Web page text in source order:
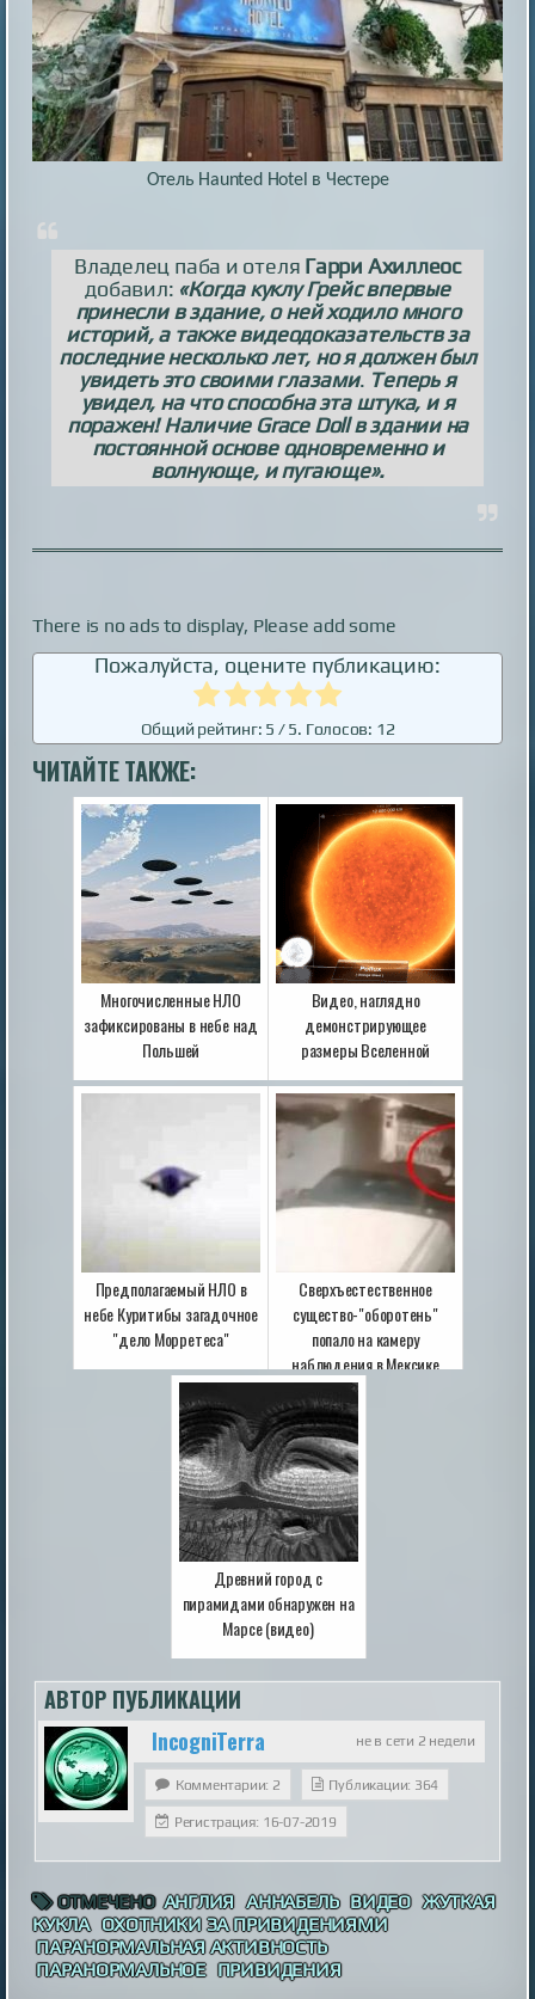
Отель Haunted Hotel в Честере
Владелец паба и отеля Гарри Ахиллеос
добавил: «Когда куклу Грейс впервые
принесли в здание, о ней ходило много
историй, а также видеодоказательств за
последние несколько лет, но я должен был
увидеть это своими глазами. Теперь я
увидел, на что способна эта штука, и я
поражен! Наличие Grace Doll в здании на
постоянной основе одновременно и
волнующе, и пугающе».
There is no ads to display, Please add some
Пожалуйста, оцените публикацию:
Общий рейтинг: 5 / 5. Голосов: 12
ЧИТАЙТЕ ТАКЖЕ:
Многочисленные НЛО
зафиксированы в небе над
Польшей
Видео, наглядно
демонстрирующее
размеры Вселенной
Предполагаемый НЛО в
небе Куритибы загадочное
"дело Морретеса"
Сверхъестественное
существо-"оборотень"
попало на камеру
наблюдения в Мексике
Древний город с
пирамидами обнаружен на
Марсе (видео)
АВТОР ПУБЛИКАЦИИ
не в сети 2 недели
IncogniTerra
Комментарии: 2 Публикации: 364
Регистрация: 16-07-2019
ОТМЕЧЕНО АНГЛИЯ АННАБЕЛЬ ВИДЕО ЖУТКАЯ
КУКЛА ОХОТНИКИ ЗА ПРИВИДЕНИЯМИ
ПАРАНОРМАЛЬНАЯ АКТИВНОСТЬ
ПАРАНОРМАЛЬНОЕ ПРИВИДЕНИЯ